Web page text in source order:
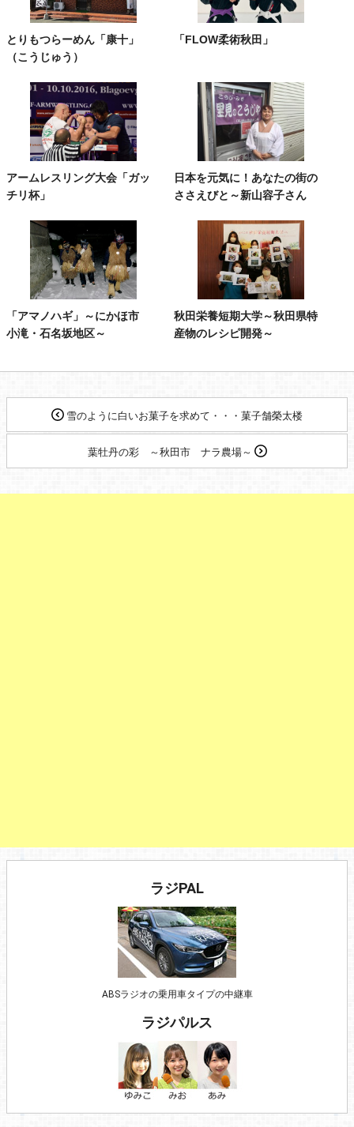
とりもつらーめん「康十」
（こうじゅう）
「FLOW柔術秋田」
アームレスリング大会「ガッ
チリ杯」
日本を元気に！あなたの街の
ささえびと～新山容子さん
「アマノハギ」～にかほ市
小滝・石名坂地区～
秋田栄養短期大学～秋田県特
産物のレシピ開発～
雪のように白いお菓子を求めて・・・菓子舗榮太楼
葉牡丹の彩 ～秋田市 ナラ農場～
ラジPAL
ABSラジオの乗用車タイプの中継車
ラジパルス